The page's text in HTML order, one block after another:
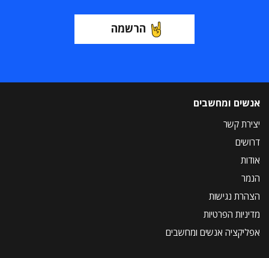
הרשמה
אנשים ומחשבים
יצירת קשר
דרושים
אודות
הנמר
הצהרת נגישות
מדיניות הפרטיות
אפליקציה אנשים ומחשבים